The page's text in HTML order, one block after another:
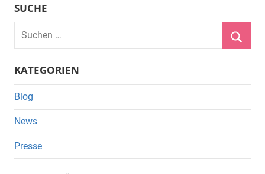
SUCHE
Suchen
nach:
KATEGORIEN
Blog
News
Presse